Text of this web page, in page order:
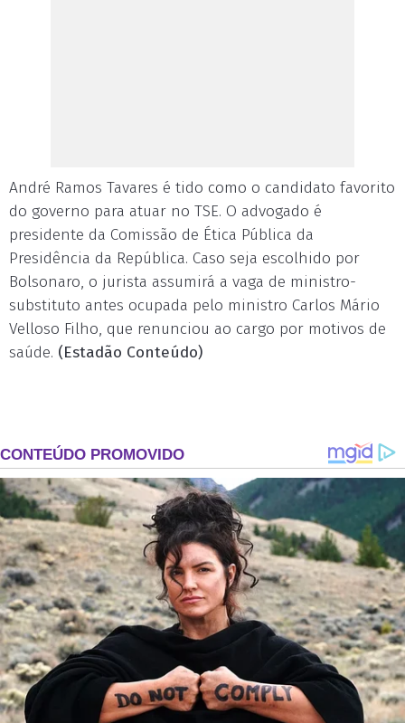
André Ramos Tavares é tido como o candidato favorito
do governo para atuar no TSE. O advogado é
presidente da Comissão de Ética Pública da
Presidência da República. Caso seja escolhido por
Bolsonaro, o jurista assumirá a vaga de ministro-
substituto antes ocupada pelo ministro Carlos Mário
Velloso Filho, que renunciou ao cargo por motivos de
saúde. (Estadão Conteúdo)